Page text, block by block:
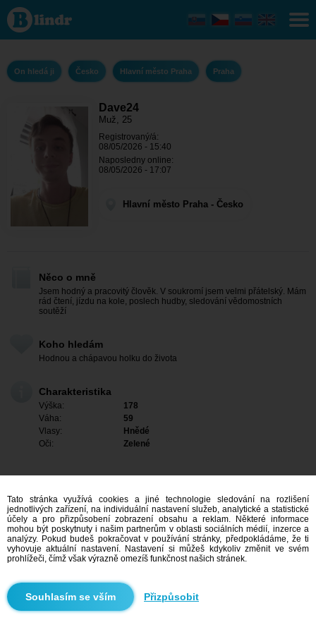
Dave24
- On
hledá ji
Hlavní
Praha -
PrahaOn hledá ji Česko Hlavní město Praha Praha
Dave24
Muž, 25
Registrovaný/á:
08/05/2026 - 15:40
Naposledny online:
08/05/2026 - 17:07
Hlavní město Praha - Česko
Něco o mně
Jsem hodný a pracovitý člověk. V soukromí jsem velmi přátelský. Mám
rád čtení, jízdu na kole, poslech hudby, sledování vědomostních
soutěží
Koho hledám
Hodnou a chápavou holku do života
Charakteristika
Výška:
178
Váha:
59
Vlasy:
Hnědé
Oči:
Zelené
Tato stránka využívá cookies a jiné technologie sledování na rozlišení
jednotlivých zařízení, na individuální nastavení služeb, analytické a statistické
účely a pro přizpůsobení zobrazení obsahu a reklam. Některé informace
mohou být poskytnuty i našim partnerům v oblasti sociálních médií, inzerce a
analýzy. Pokud budeš pokračovat v používání stránky, předpokládáme, že ti
vyhovuje aktuální nastavení. Nastavení si můžeš kdykoliv změnit ve svém
prohlížeči, čímž však výrazně omezíš funkčnost našich stránek.
Přizpůsobit